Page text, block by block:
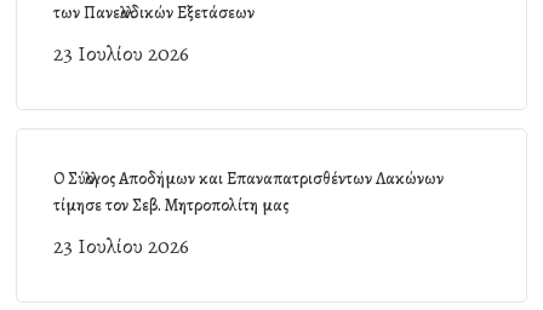
των Πανελλαδικών Εξετάσεων
23 Ιουλίου 2026
Ο Σύλλογος Αποδήμων και Επαναπατρισθέντων Λακώνων
τίμησε τον Σεβ. Μητροπολίτη μας
23 Ιουλίου 2026